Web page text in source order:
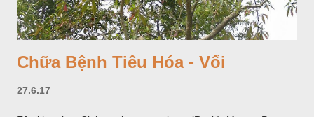
Chữa Bệnh Tiêu Hóa - Vối
27.6.17